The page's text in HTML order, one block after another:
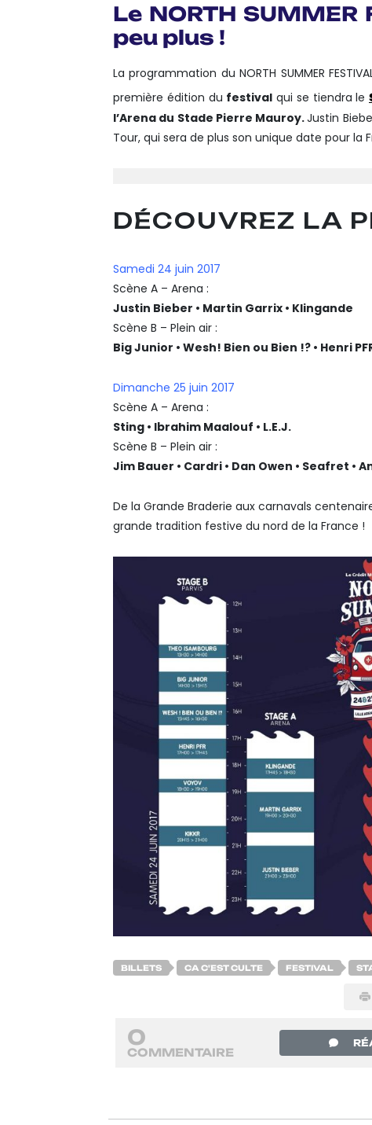
Le NORTH
peu plus !
La programmation du NORTH SUMMER
première édition du festival qui se tiendra le
l’Arena du Stade Pierre Mauroy.Justin
Tour, qui sera de plus son unique date pour la
DÉCOUVREZ LA
Samedi 24 juin 2017
Scène A – Arena :
Justin Bieber • Martin Garrix • Klingande
Scène B – Plein air :
Big Junior • Wesh! Bien ou Bien !? • Henri
Dimanche 25 juin 2017
Scène A – Arena :
Sting • Ibrahim Maalouf • L.E.J.
Scène B – Plein air :
Jim Bauer • Cardri • Dan Owen • Seafret •
De la Grande Braderie aux carnavals
grande tradition festive du nord de la France !
BILLETS CA C'EST CULTE FESTIVAL
0
COMMENTAIRE